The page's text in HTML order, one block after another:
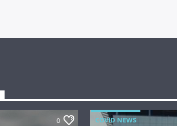
0 COVID NEWS